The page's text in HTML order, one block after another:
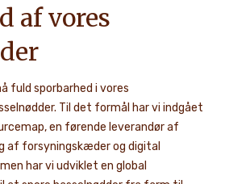
af vores
fuld sporbarhed i vores
Til det formål har vi indgået
en førende leverandør af
af forsyningskæder og digital
har vi udviklet en global